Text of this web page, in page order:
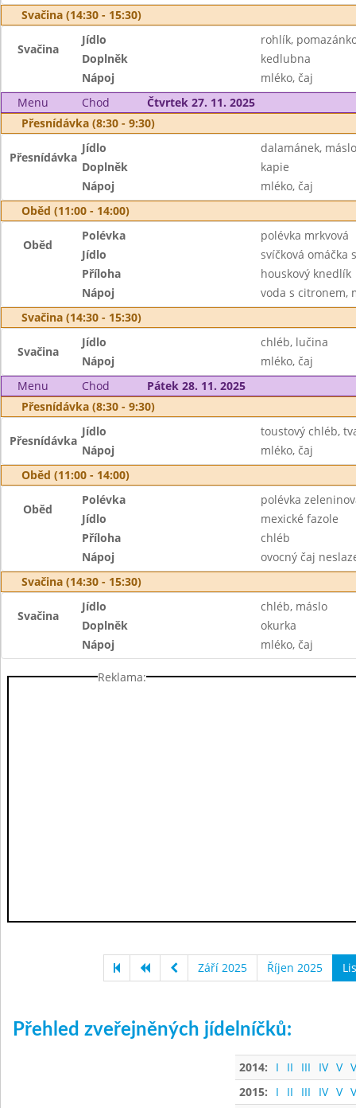
Svačina (14:30 - 15:30)
Svačina
Jídlo
rohlík,
Doplněk
kedlubna
Nápoj
mléko, čaj
Menu
Chod
Čtvrtek 27. 11. 2025
Přesnídávka (8:30 - 9:30)
Přesnídávka
Jídlo
dalamánek,
Doplněk
kapie
Nápoj
mléko, čaj
Oběd (11:00 - 14:00)
Oběd
Polévka
polévka mrkvová
Jídlo
svíčková omáčka
Příloha
houskový knedlík
Nápoj
voda s citronem,
Svačina (14:30 - 15:30)
Svačina
Jídlo
chléb, lučina
Nápoj
mléko, čaj
Menu
Chod
Pátek 28. 11. 2025
Přesnídávka (8:30 - 9:30)
Přesnídávka
Jídlo
toustový chléb,
Nápoj
mléko, čaj
Oběd (11:00 - 14:00)
Oběd
Polévka
polévka
Jídlo
mexické fazole
Příloha
chléb
Nápoj
ovocný čaj
Svačina (14:30 - 15:30)
Svačina
Jídlo
chléb, máslo
Doplněk
okurka
Nápoj
mléko, čaj
Reklama:
Září 2025 Říjen 2025
Přehled zveřejněných jídelníčků:
2014: I II III IV V
2015:
I II III IV V